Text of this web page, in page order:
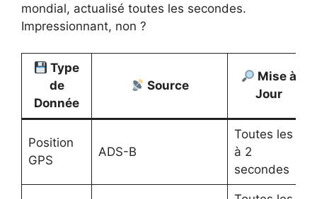
mondial, actualisé toutes les secondes.
Impressionnant, non ?
Type
de
Donnée
Source
Mise à
Jour
Position
GPS
ADS-B
Toutes les 1
à 2
secondes